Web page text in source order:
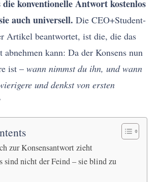
die konventionelle Antwort kostenlos
auch universell. Die CEO+Student-
Artikel beantwortet, ist die, die das
kann: Da der Konsens nun
ist –wann nimmst du ihn, und wann
und denkst von ersten
zur Konsensantwort zieht
sind nicht der Feind – sie blind zu